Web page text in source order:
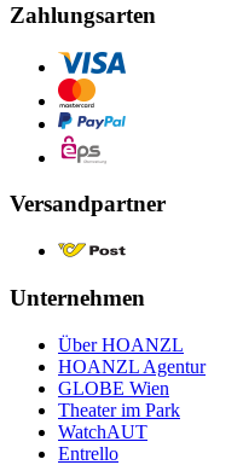
Zahlungsarten
Versandpartner
Unternehmen
Über HOANZL
HOANZL Agentur
GLOBE Wien
Theater im Park
WatchAUT
Entrello